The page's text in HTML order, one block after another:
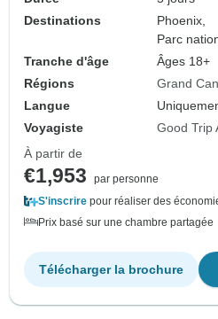
Destinations
Phoenix,
Parc
Tranche d'âge
Âges 18+
Régions
Grand
Langue
Voyagiste
Good Trip
À partir de
€1,953
par personne
S'inscrire pour réaliser des
Prix basé sur une chambre partagée
Télécharger la brochure